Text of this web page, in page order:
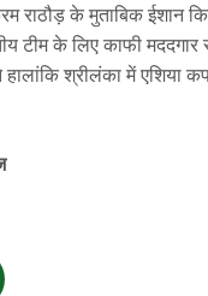
राठौड़ के मुताबिक ईशान
के लिए काफी मददगार
श्रीलंका में एशिया